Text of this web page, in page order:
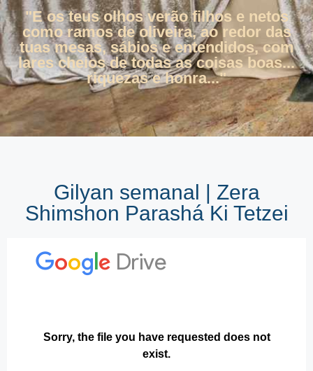
"E os teus olhos verão filhos e netos
como ramos de oliveira, ao redor das
tuas mesas, sábios e entendidos, com
lares cheios de todas as coisas boas...
riquezas e honra..."
Gilyan semanal | Zera
Shimshon Parashá Ki Tetzei